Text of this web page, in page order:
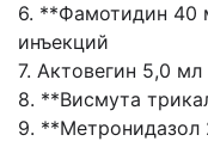
6. **Фамотидин 40
инъекций
7. Актовегин 5,0 мл
8. **Висмута
9. **Метронидазол